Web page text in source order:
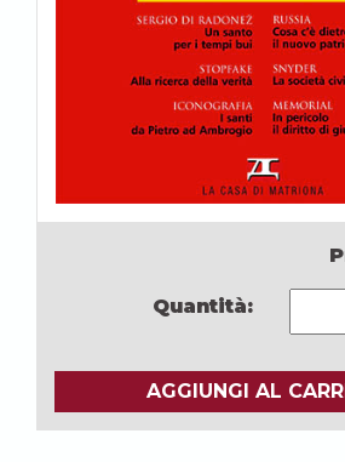
Quantità:
AGGIUNGI AL